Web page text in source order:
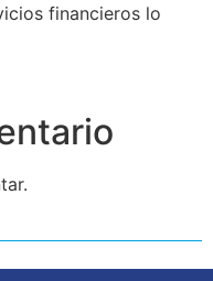
financieros lo